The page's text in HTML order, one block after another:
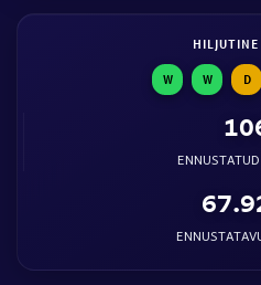
HILJUTINE
W W D